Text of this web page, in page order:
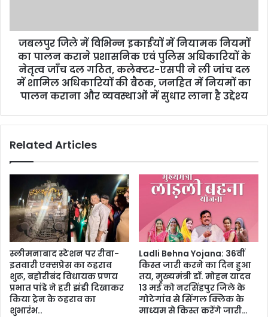
जबलपुर जिले में विभिन्न इकाईयों में नियामक नियमों
का पालन कराने प्रशासनिक एवं पुलिस अधिकारियों के
नेतृत्व जाँच दल गठित, कलेक्‍टर-एसपी ने ली जांच दल
में शामिल अधिकारियों की बैठक, जनहित में नियमों का
पालन कराना और व्‍यवस्‍थाओं में सुधार लाना है उद्देश्‍य
Related Articles
स्लीमनाबाद स्टेशन पर रीवा-
इतवारी एक्सप्रेस का ठहराव
शुरू, बहोरीबंद विधायक प्रणय
प्रभात पांडे ने हरी झंडी दिखाकर
किया ट्रेन के ठहराव का
शुभारंभ..
Ladli Behna Yojana: 36वीं
किस्त जारी करने का दिन हुआ
तय, मुख्यमंत्री डॉ. मोहन यादव
13 मई को नरसिंहपुर जिले के
गोटेगांव से सिंगल क्लिक के
माध्यम से किस्त करेंगे जारी…